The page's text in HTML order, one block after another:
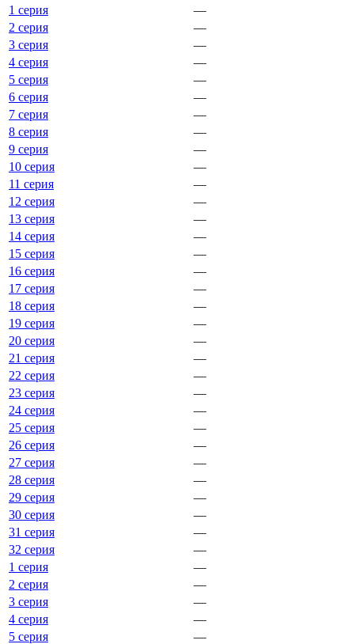
1 серия
—
2 серия
—
3 серия
—
4 серия
—
5 серия
—
6 серия
—
7 серия
—
8 серия
—
9 серия
—
10 серия
—
11 серия
—
12 серия
—
13 серия
—
14 серия
—
15 серия
—
16 серия
—
17 серия
—
18 серия
—
19 серия
—
20 серия
—
21 серия
—
22 серия
—
23 серия
—
24 серия
—
25 серия
—
26 серия
—
27 серия
—
28 серия
—
29 серия
—
30 серия
—
31 серия
—
32 серия
—
1 серия
—
2 серия
—
3 серия
—
4 серия
—
5 серия
—